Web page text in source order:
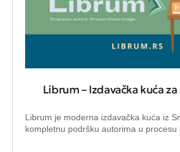
Librum – Izdavačka kuća
Librum je moderna izdavačka kuća iz
kompletnu podršku autorima u procesu